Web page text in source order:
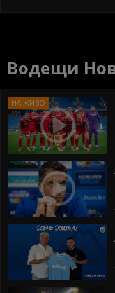
Водещи